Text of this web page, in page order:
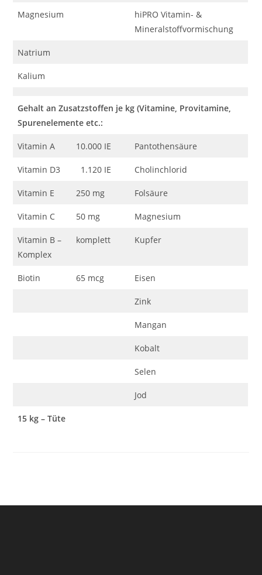
Magnesium
hiPRO Vitamin- &
Mineralstoffvormischung
Natrium
Kalium
Gehalt an Zusatzstoffen je kg (Vitamine, Provitamine,
Spurenelemente etc.:
Vitamin A 10.000 IE Pantothensäure
Vitamin D3 1.120 IE Cholinchlorid
Vitamin E 250 mg Folsäure
Vitamin C 50 mg Magnesium
Vitamin B –
Komplex
komplett Kupfer
Biotin 65 mcg Eisen
Zink
Mangan
Kobalt
Selen
Jod
15 kg – Tüte